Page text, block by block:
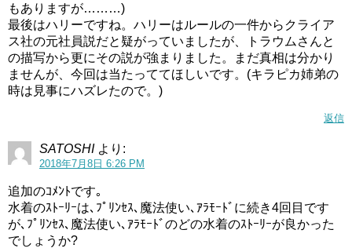
もありますが………)
最後はハリーですね。ハリーはルールの一件からクライア
ス社の元社員説だと疑がっていましたが、トラウムさんと
の描写から更にその説が強まりました。まだ真相は分かり
ませんが、今回は当たっててほしいです。(キラピカ姉弟の
時は見事にハズレたので。)
返信
SATOSHI より:
2018年7月8日 6:26 PM
追加のｺﾒﾝﾄです｡
水着のｽﾄｰﾘｰは､ﾌﾟﾘﾝｾｽ､魔法使い､ｱﾗﾓｰﾄﾞに続き4回目です
が､ﾌﾟﾘﾝｾｽ､魔法使い､ｱﾗﾓｰﾄﾞのどの水着のｽﾄｰﾘｰが良かった
でしょうか?